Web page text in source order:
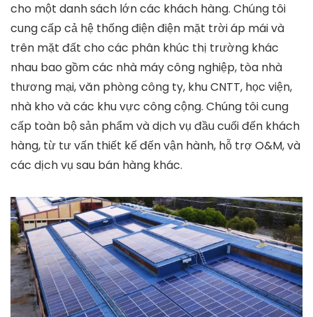
cho một danh sách lớn các khách hàng. Chúng tôi
cung cấp cả hệ thống điện điện mặt trời áp mái và
trên mặt đất cho các phân khúc thị trường khác
nhau bao gồm các nhà máy công nghiệp, tòa nhà
thương mại, văn phòng công ty, khu CNTT, học viện,
nhà kho và các khu vực công cộng. Chúng tôi cung
cấp toàn bộ sản phẩm và dịch vụ đầu cuối đến khách
hàng, từ tư vấn thiết kế đến vận hành, hỗ trợ O&M, và
các dịch vụ sau bán hàng khác.